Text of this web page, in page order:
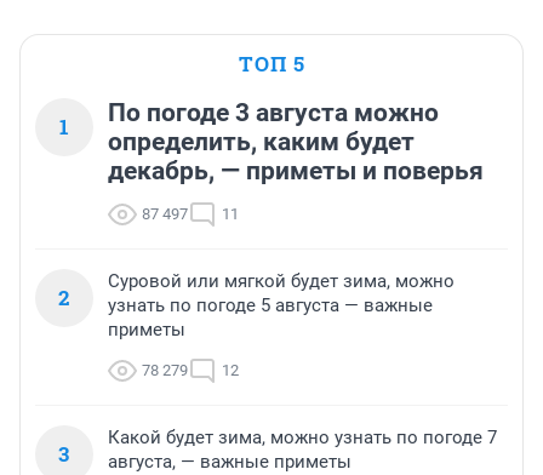
ТОП 5
1
По погоде 3 августа можно
определить, каким будет
декабрь, — приметы и поверья
87 497 11
2
Суровой или мягкой будет зима, можно
узнать по погоде 5 августа — важные
приметы
78 279 12
3
Какой будет зима, можно узнать по погоде 7
августа, — важные приметы